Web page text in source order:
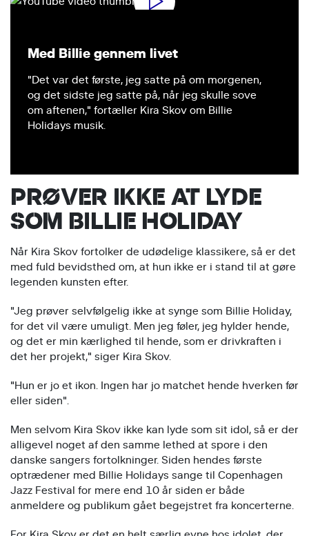
Med Billie gennem livet
"Det var det første, jeg satte på om morgenen,
og det sidste jeg satte på, når jeg skulle sove
om aftenen," fortæller Kira Skov om Billie
Holidays musik.
PRØVER IKKE AT LYDE
SOM BILLIE HOLIDAY
Når Kira Skov fortolker de udødelige klassikere, så er det
med fuld bevidsthed om, at hun ikke er i stand til at gøre
legenden kunsten efter.
"Jeg prøver selvfølgelig ikke at synge som Billie Holiday,
for det vil være umuligt. Men jeg føler, jeg hylder hende,
og det er min kærlighed til hende, som er drivkraften i
det her projekt," siger Kira Skov.
"Hun er jo et ikon. Ingen har jo matchet hende hverken før
eller siden".
Men selvom Kira Skov ikke kan lyde som sit idol, så er der
alligevel noget af den samme lethed at spore i den
danske sangers fortolkninger. Siden hendes første
optrædener med Billie Holidays sange til Copenhagen
Jazz Festival for mere end 10 år siden er både
anmeldere og publikum gået begejstret fra koncerterne.